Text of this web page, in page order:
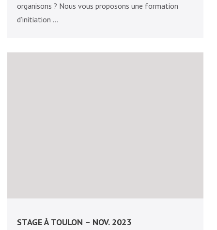
organisons ? Nous vous proposons une formation
d’initiation …
STAGE À TOULON – NOV. 2023